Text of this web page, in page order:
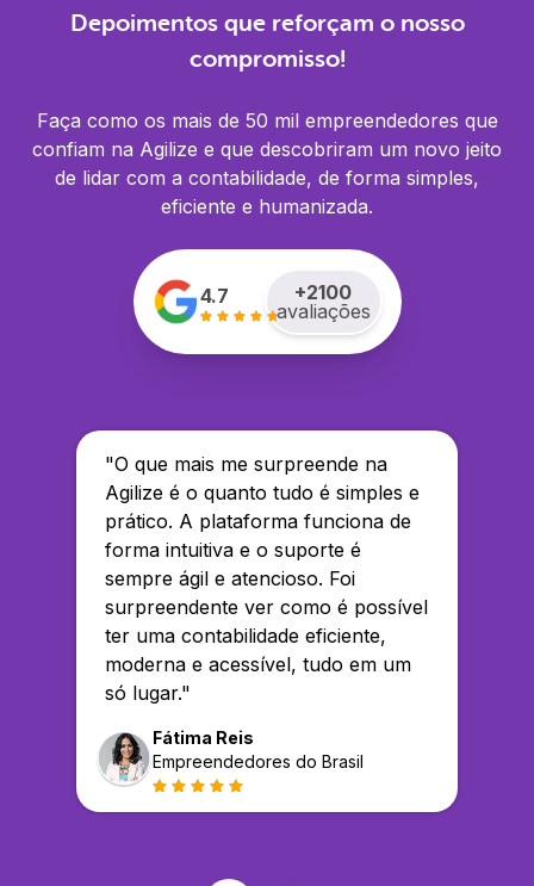
Depoimentos que reforçam o nosso
compromisso!
Faça como os mais de 50 mil empreendedores que
confiam na Agilize e que descobriram um novo jeito
de lidar com a contabilidade, de forma simples,
eficiente e humanizada.
4.7 +2100
avaliações
"O que mais me surpreende na
Agilize é o quanto tudo é simples e
prático. A plataforma funciona de
forma intuitiva e o suporte é
sempre ágil e atencioso. Foi
surpreendente ver como é possível
ter uma contabilidade eficiente,
moderna e acessível, tudo em um
só lugar."
Fátima Reis
Empreendedores do Brasil